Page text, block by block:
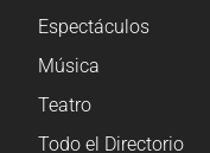
Espectáculos
Música
Teatro
Todo el Directorio